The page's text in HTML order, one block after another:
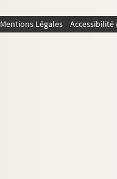
Mentions Légales